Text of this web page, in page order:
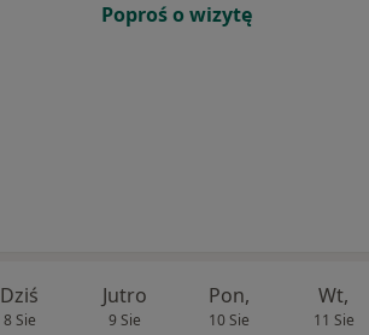
Poproś o wizytę
Dziś
8 Sie
Jutro
9 Sie
Pon,
10 Sie
Wt,
11 Sie